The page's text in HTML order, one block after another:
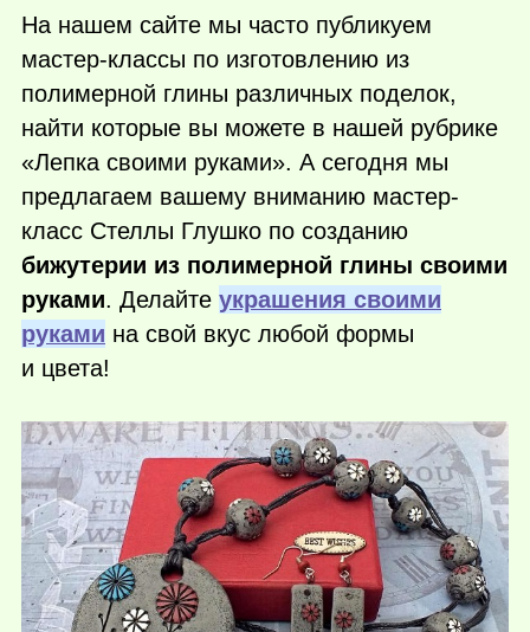
На нашем сайте мы часто публикуем
мастер-классы по изготовлению из
полимерной глины различных поделок,
найти которые вы можете в нашей рубрике
«Лепка своими руками». А сегодня мы
предлагаем вашему вниманию мастер-
класс Стеллы Глушко по созданию
бижутерии из полимерной глины своими
руками. Делайте украшения своими
руками на свой вкус любой формы
и цвета!